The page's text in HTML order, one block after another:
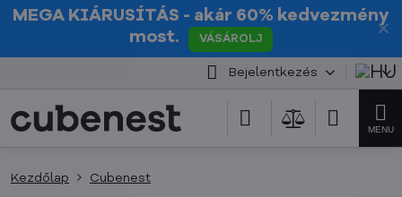
✕
MEGA KIÁRUSÍTÁS - akár 60% kedvezmény
most.
VÁSÁROLJ
Bejelentkezés
Kezdőlap Cubenest